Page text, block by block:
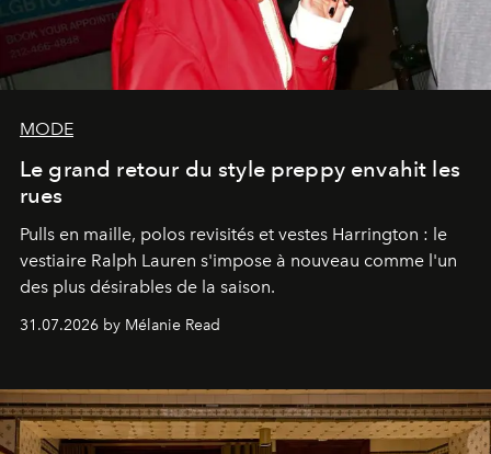
MODE
Le grand retour du style preppy envahit les
rues
Pulls en maille, polos revisités et vestes Harrington : le
vestiaire Ralph Lauren s'impose à nouveau comme l'un
des plus désirables de la saison.
31.07.2026 by Mélanie Read